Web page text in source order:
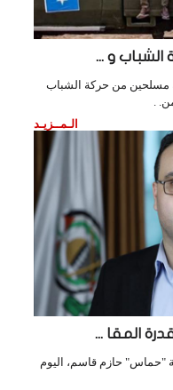
و ...
مسلحين من حركة الشباب
.
الـمــزيـد
المقا ...
"حماس" حازم قاسم، اليوم